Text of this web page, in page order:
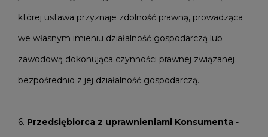
której ustawa przyznaje zdolność prawną, prowadząca
we własnym imieniu działalność gospodarczą lub
zawodową dokonująca czynności prawnej związanej
bezpośrednio z jej działalność gospodarczą.
6. Przedsiębiorca z uprawnieniami Konsumenta -